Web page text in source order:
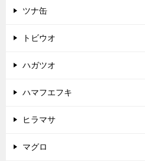
ツナ缶
トビウオ
ハガツオ
ハマフエフキ
ヒラマサ
マグロ